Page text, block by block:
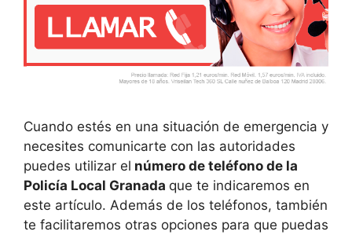
Cuando estés en una situación de emergencia y
necesites comunicarte con las autoridades
puedes utilizar el número de teléfono de la
Policía Local Granada que te indicaremos en
este artículo. Además de los teléfonos, también
te facilitaremos otras opciones para que puedas